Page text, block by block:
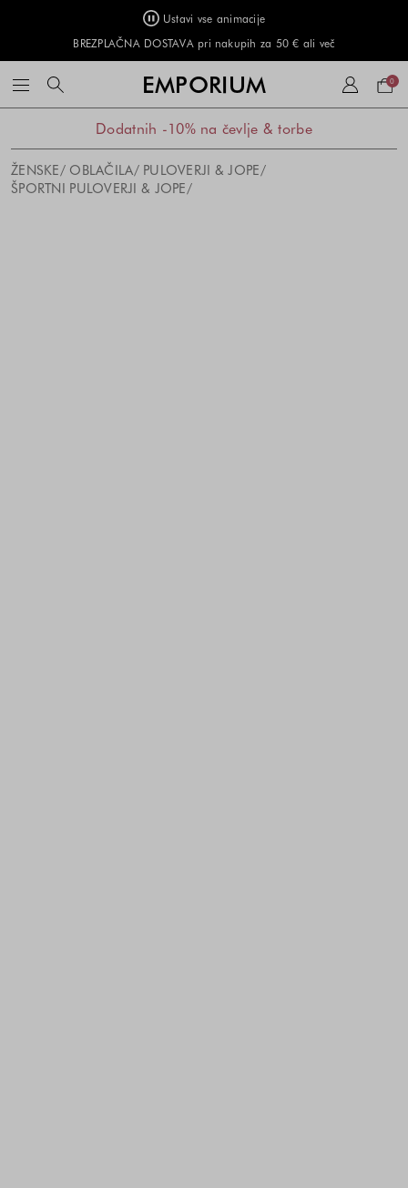
Ustavi vse animacije
BREZPLAČNA DOSTAVA pri nakupih za 50 € ali več
EMPORIUM 0
Dodatnih -10% na čevlje & torbe
ŽENSKE OBLAČILA PULOVERJI & JOPE
ŠPORTNI PULOVERJI & JOPE